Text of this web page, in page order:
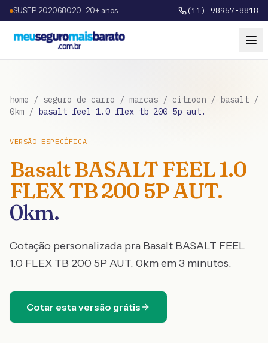
SUSEP 202068020 · 20+ anos (11) 98957-8818
home / seguro de carro / marcas / citroen / basalt /
0km / basalt feel 1.0 flex tb 200 5p aut.
VERSÃO ESPECÍFICA
BasaltBASALT FEEL 1.0
FLEX TB 200 5P AUT.
0km.
Cotação personalizada pra Basalt BASALT FEEL
1.0 FLEX TB 200 5P AUT. 0kmem 3 minutos.
Cotar esta versão grátis